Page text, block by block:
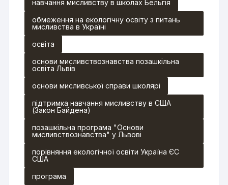
навчання мисливству в школах Бельгія
обмеження на екологічну освіту з питань
мисливства в Україні
освіта
основи мисливствознавства позашкільна
освіта Львів
основи мисливської справи школярі
підтримка навчання мисливству в США
(Закон Байдена)
позашкільна програма "Основи
мисливствознавства" у Львові
порівняння екологічної освіти Україна ЄС
США
програма